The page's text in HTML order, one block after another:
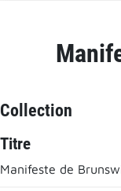
Collection
Titre
Manifeste de